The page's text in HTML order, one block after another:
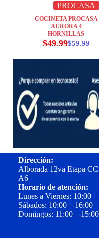
PROCASA
COCINETA PROCASA
AURORA 4
HORNILLAS
$59.99
$49.99
Dirección:
Alborada 12va Etapa
A6
Horario de atención:
Lunes a Viernes: 10:00 –
Sábados: 10:00 – 16:00
Domingos: 11:00 – 15:00